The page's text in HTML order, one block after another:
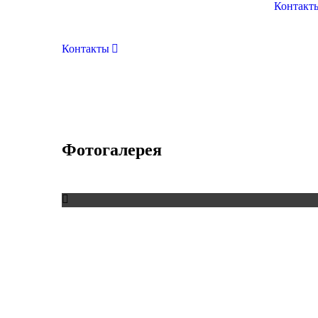
Контакты
Фотогалерея